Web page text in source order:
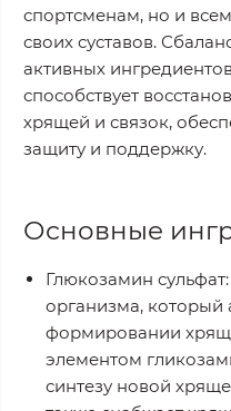
спортсменам, но и
своих суставов.
активных
способствует
хрящей и связок,
защиту и поддержку.
Основные
Глюкозамин сульфат
организма, который
формировании
элементом
синтезу новой